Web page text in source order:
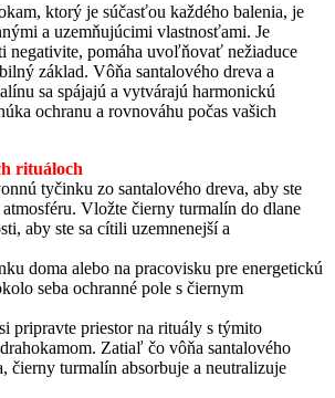
ktorý je súčasťou každého balenia, je
a uzemňujúcimi vlastnosťami. Je
negativite, pomáha uvoľňovať nežiaduce
základ. Vôňa santalového dreva a
sa spájajú a vytvárajú harmonickú
ochranu a rovnováhu počas vašich
rituáloch
tyčinku zo santalového dreva, aby ste
Vložte čierny turmalín do dlane
aby ste sa cítili uzemnenejší a
doma alebo na pracovisku pre energetickú
seba ochranné pole s čiernym
pripravte priestor na rituály s týmito
Zatiaľ čo vôňa santalového
čierny turmalín absorbuje a neutralizuje